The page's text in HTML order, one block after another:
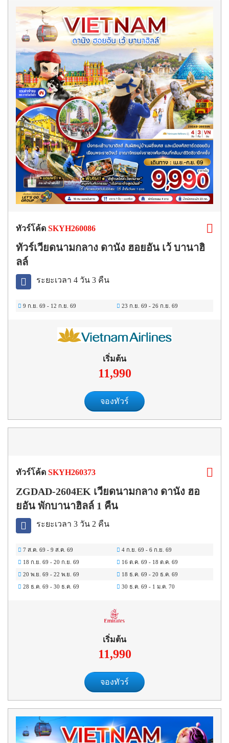
ทัวร์โค้ด SKYH260086
ทัวร์เวียดนามกลาง ดานัง ฮอยอัน เว้ บานาฮิ
ลล์
ระยะเวลา 4 วัน 3 คืน
9 ก.ย. 69 - 12 ก.ย. 69 23 ก.ย. 69 - 26 ก.ย. 69
เริ่มต้น
11,990
จองทัวร์
ทัวร์โค้ด SKYH260373
ZGDAD-2604EK เวียดนามกลาง ดานัง ฮอ
ยอัน พักบานาฮิลล์ 1 คืน
ระยะเวลา 3 วัน 2 คืน
7 ส.ค. 69 - 9 ส.ค. 69 4 ก.ย. 69 - 6 ก.ย. 69
18 ก.ย. 69 - 20 ก.ย. 69 16 ต.ค. 69 - 18 ต.ค. 69
20 พ.ย. 69 - 22 พ.ย. 69 18 ธ.ค. 69 - 20 ธ.ค. 69
28 ธ.ค. 69 - 30 ธ.ค. 69 30 ธ.ค. 69 - 1 ม.ค. 70
เริ่มต้น
11,990
จองทัวร์